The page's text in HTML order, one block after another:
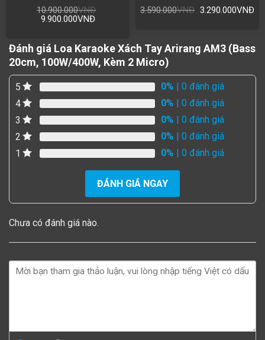
10.900.000VNĐ
9.900.000VNĐ
3.590.000VNĐ 3.290.000VNĐ
Đánh giá Loa Karaoke Xách Tay Arirang AM3 (Bass
20cm, 100W/400W, Kèm 2 Micro)
5 0% | 0 đánh giá
4
0% | 0 đánh giá
3
0% | 0 đánh giá
2
0% | 0 đánh giá
1
0% | 0 đánh giá
ĐÁNH GIÁ NGAY
Chưa có đánh giá nào.